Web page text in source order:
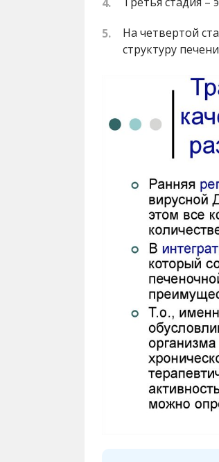
На четвертой
структуру